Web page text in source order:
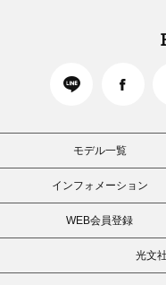
モデル一覧
インフォメーション
WEB会員登録
光文